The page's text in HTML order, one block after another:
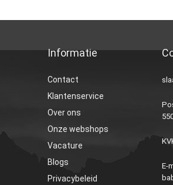
Informatie
Contact
Klantenservice
Over ons
Onze webshops
Vacature
Blogs
Privacybeleid
E-